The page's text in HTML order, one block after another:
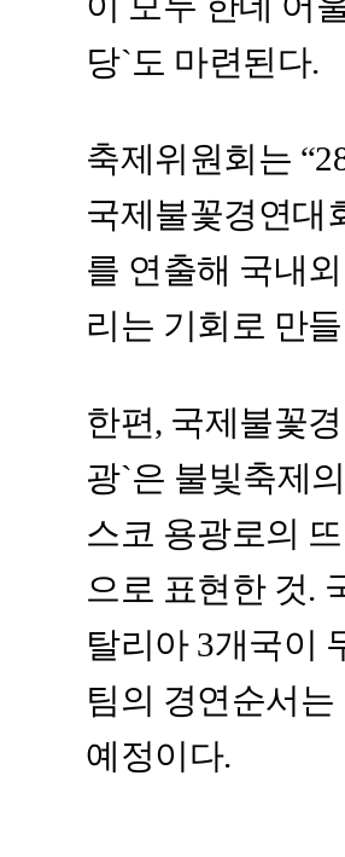
당`도 마련된다.
축제위원회는
국제불꽃경연대
를 연출해 국내
리는 기회로 만
한편, 국제불꽃
광`은 불빛축제
스코 용광로의
으로 표현한 것.
탈리아 3개국이
팀의 경연순서
예정이다.